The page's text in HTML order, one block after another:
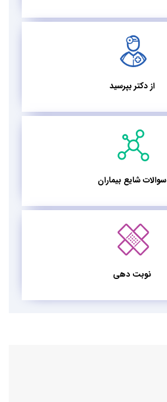
از دکتر بپرسید
سوالات شایع بیماران
نوبت دهی